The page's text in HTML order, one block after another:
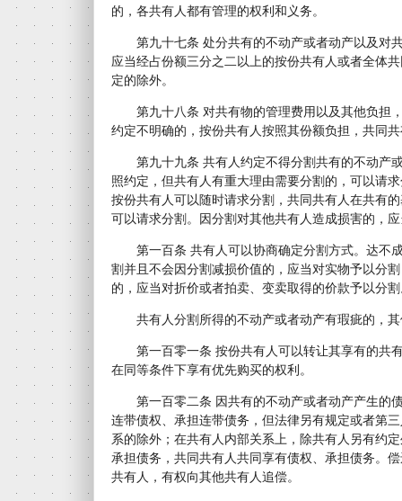
的，各共有人都有管理的权利和义务。
第九十七条 处分共有的不动产或者动产以及对
应当经占份额三分之二以上的按份共有人或者全体
定的除外。
第九十八条 对共有物的管理费用以及其他负担
约定不明确的，按份共有人按照其份额负担，共同
第九十九条 共有人约定不得分割共有的不动产
照约定，但共有人有重大理由需要分割的，可以请
按份共有人可以随时请求分割，共同共有人在共有
可以请求分割。因分割对其他共有人造成损害的，
第一百条 共有人可以协商确定分割方式。达不
割并且不会因分割减损价值的，应当对实物予以分
的，应当对折价或者拍卖、变卖取得的价款予以分
共有人分割所得的不动产或者动产有瑕疵的，其
第一百零一条 按份共有人可以转让其享有的共
在同等条件下享有优先购买的权利。
第一百零二条 因共有的不动产或者动产产生的
连带债权、承担连带债务，但法律另有规定或者第
系的除外；在共有人内部关系上，除共有人另有约
承担债务，共同共有人共同享有债权、承担债务。
共有人，有权向其他共有人追偿。